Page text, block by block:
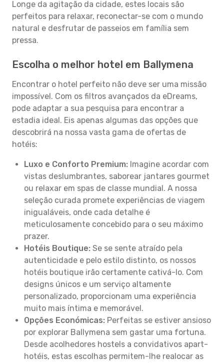
Longe da agitação da cidade, estes locais são
perfeitos para relaxar, reconectar-se com o mundo
natural e desfrutar de passeios em família sem
pressa.
Escolha o melhor hotel em Ballymena
Encontrar o hotel perfeito não deve ser uma missão
impossível. Com os filtros avançados da eDreams,
pode adaptar a sua pesquisa para encontrar a
estadia ideal. Eis apenas algumas das opções que
descobrirá na nossa vasta gama de ofertas de
hotéis:
Luxo e Conforto Premium: Imagine acordar com
vistas deslumbrantes, saborear jantares gourmet
ou relaxar em spas de classe mundial. A nossa
seleção curada promete experiências de viagem
inigualáveis, onde cada detalhe é
meticulosamente concebido para o seu máximo
prazer.
Hotéis Boutique: Se se sente atraído pela
autenticidade e pelo estilo distinto, os nossos
hotéis boutique irão certamente cativá-lo. Com
designs únicos e um serviço altamente
personalizado, proporcionam uma experiência
muito mais íntima e memorável.
Opções Económicas: Perfeitas se estiver ansioso
por explorar Ballymena sem gastar uma fortuna.
Desde acolhedores hostels a convidativos apart-
hotéis, estas escolhas permitem-lhe realocar as